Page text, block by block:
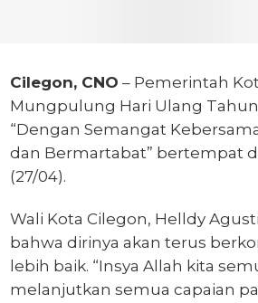
Cilegon, CNO – Pemerintah
Mungpulung Hari Ulang
“Dengan Semangat
dan Bermartabat” bertempat
(27/04).
Wali Kota Cilegon, Helldy
bahwa dirinya akan terus
lebih baik. “Insya Allah kita
melanjutkan semua capaian